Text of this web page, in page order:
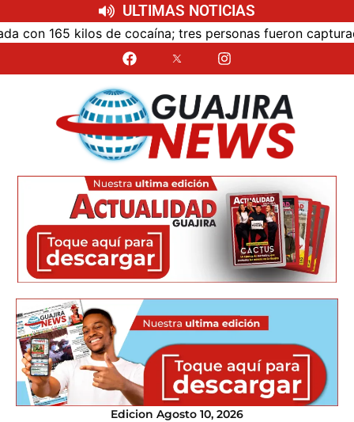
ULTIMAS NOTICIAS
kilos de cocaína; tres personas fueron capturadas
Edicion Agosto 10, 2026